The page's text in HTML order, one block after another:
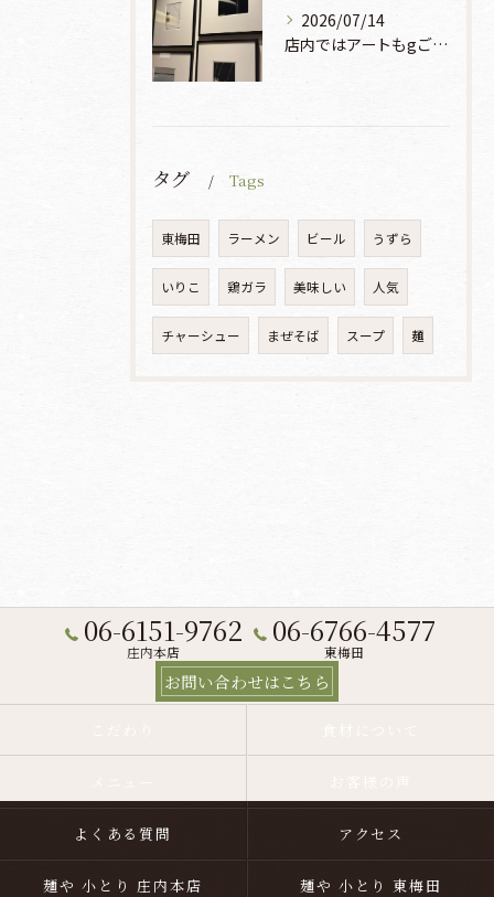
2026/07/14
店内ではアートもgご鑑賞いただけます♡♡♡
タグ Tags
東梅田 ラーメン ビール うずら
いりこ 鶏ガラ 美味しい 人気
チャーシュー まぜそば スープ 麺
06-6151-9762
庄内本店
06-6766-4577
東梅田
お問い合わせはこちら
よくある質問 アクセス
麺や 小とり 庄内本店 麺や 小とり 東梅田